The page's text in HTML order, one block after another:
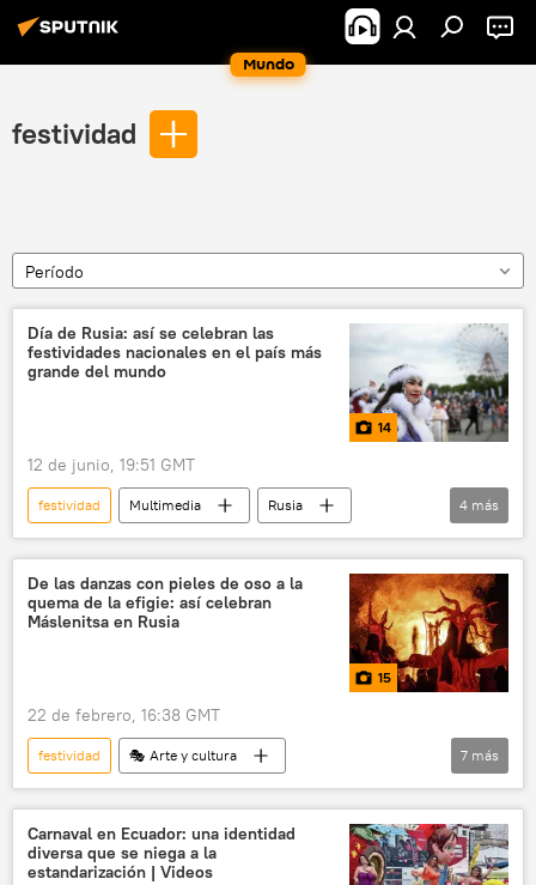
Mundo
festividad
Período
Día de Rusia: así se celebran las
festividades nacionales en el país más
grande del mundo
14
12 de junio, 19:51 GMT
festividad Multimedia
Rusia
📷 Fotos
Día de Rusia
sociedad
🎭 Arte y cultura
4 más
De las danzas con pieles de oso a la
quema de la efigie: así celebran
Máslenitsa en Rusia
15
22 de febrero, 16:38 GMT
festividad
🎭 Arte y cultura
cultura popular
Multimedia
📷 Fotos
fotografía
sociedad
blinis
Máslenitsa
7 más
Carnaval en Ecuador: una identidad
diversa que se niega a la
estandarización | Videos